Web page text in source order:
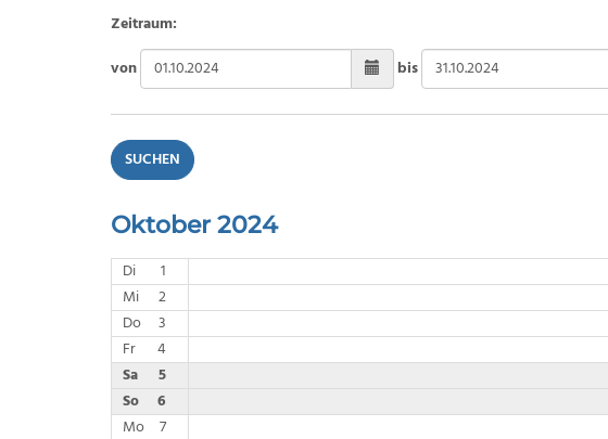
Zeitraum:
von
bis
SUCHEN
Oktober 2024
Di
1
Mi
2
Do
3
Fr
4
Sa
5
So
6
Mo
7